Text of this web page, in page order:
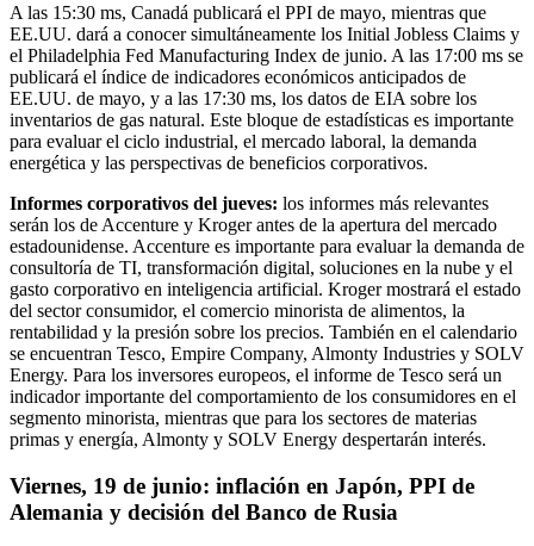
A las 15:30 ms, Canadá publicará el PPI de mayo, mientras que
EE.UU. dará a conocer simultáneamente los Initial Jobless Claims y
el Philadelphia Fed Manufacturing Index de junio. A las 17:00 ms se
publicará el índice de indicadores económicos anticipados de
EE.UU. de mayo, y a las 17:30 ms, los datos de EIA sobre los
inventarios de gas natural. Este bloque de estadísticas es importante
para evaluar el ciclo industrial, el mercado laboral, la demanda
energética y las perspectivas de beneficios corporativos.
Informes corporativos del jueves: los informes más relevantes
serán los de Accenture y Kroger antes de la apertura del mercado
estadounidense. Accenture es importante para evaluar la demanda de
consultoría de TI, transformación digital, soluciones en la nube y el
gasto corporativo en inteligencia artificial. Kroger mostrará el estado
del sector consumidor, el comercio minorista de alimentos, la
rentabilidad y la presión sobre los precios. También en el calendario
se encuentran Tesco, Empire Company, Almonty Industries y SOLV
Energy. Para los inversores europeos, el informe de Tesco será un
indicador importante del comportamiento de los consumidores en el
segmento minorista, mientras que para los sectores de materias
primas y energía, Almonty y SOLV Energy despertarán interés.
Viernes, 19 de junio: inflación en Japón, PPI de
Alemania y decisión del Banco de Rusia